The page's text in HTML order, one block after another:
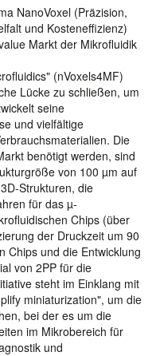
NanoVoxel (Präzision,
und Kosteneffizienz)
Markt der Mikrofluidik
(nVoxels4MF)
Lücke zu schließen, um
seine
und vielfältige
Die
benötigt werden, sind
von 100 µm auf
Strukturen, die
für das µ-
Chips (über
der Druckzeit um 90
Chips und die Entwicklung
von 2PP für die
steht im Einklang mit
miniaturization", um die
bei der es um die
im Mikrobereich für
und